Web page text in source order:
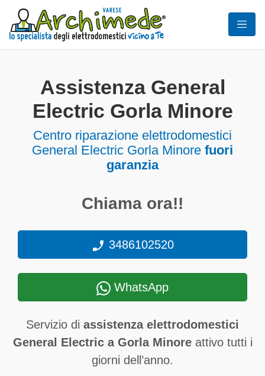
Assistenza General
Electric Gorla Minore
Centro riparazione elettrodomestici
General Electric Gorla Minore fuori
garanzia
Chiama ora!!
3486102520
WhatsApp
Servizio di assistenza elettrodomestici
General Electric a Gorla Minoreattivo tutti i
giorni dell’anno.